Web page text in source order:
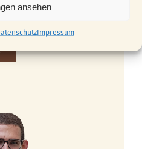
ansehen
Impressum